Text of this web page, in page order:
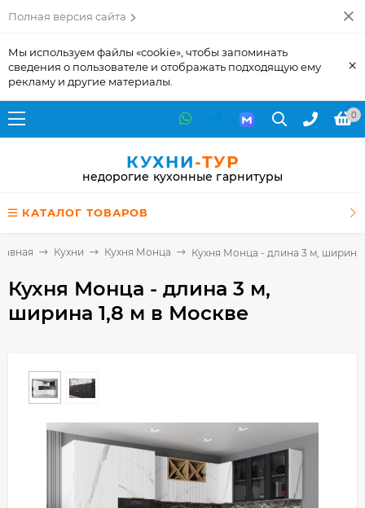
Полная версия сайта
Мы используем файлы «cookie», чтобы запоминать
сведения о пользователе и отображать подходящую ему
рекламу и другие материалы.
×
0
КУХНИ-ТУР
недорогие кухонные гарнитуры
КАТАЛОГ ТОВАРОВ
Кухни Кухня Монца Кухня Монца - длина 3 м, ширина
Кухня Монца - длина 3 м,
ширина 1,8 м в Москве